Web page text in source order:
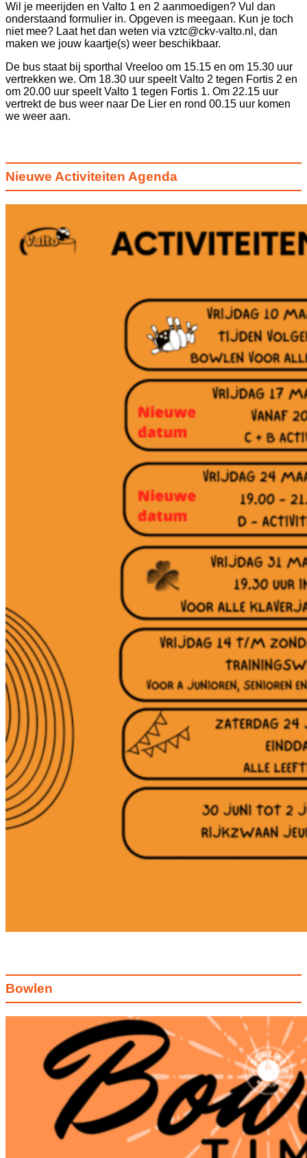
Wil je meerijden en Valto 1 en 2 aanmoedigen? Vul dan
onderstaand formulier in. Opgeven is meegaan. Kun je toch
niet mee? Laat het dan weten via vztc@ckv-valto.nl, dan
maken we jouw kaartje(s) weer beschikbaar.
De bus staat bij sporthal Vreeloo om 15.15 en om 15.30 uur
vertrekken we. Om 18.30 uur speelt Valto 2 tegen Fortis 2 en
om 20.00 uur speelt Valto 1 tegen Fortis 1. Om 22.15 uur
vertrekt de bus weer naar De Lier en rond 00.15 uur komen
we weer aan.
Nieuwe Activiteiten Agenda
Bowlen